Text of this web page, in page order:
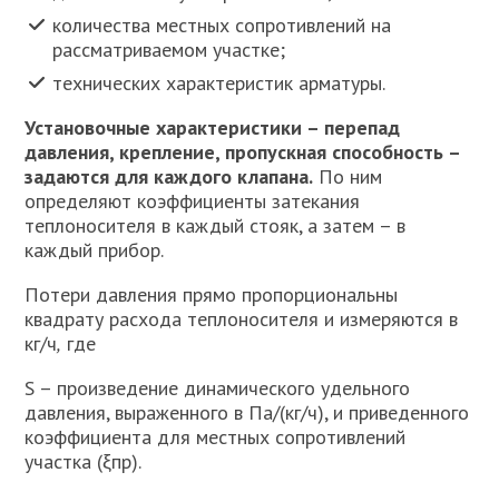
количества местных сопротивлений на
рассматриваемом участке;
технических характеристик арматуры.
Установочные характеристики – перепад
давления, крепление, пропускная способность –
задаются для каждого клапана. По ним
определяют коэффициенты затекания
теплоносителя в каждый стояк, а затем – в
каждый прибор.
Потери давления прямо пропорциональны
квадрату расхода теплоносителя и измеряются в
кг/ч, где
S – произведение динамического удельного
давления, выраженного в Па/(кг/ч), и приведенного
коэффициента для местных сопротивлений
участка (ξпр).